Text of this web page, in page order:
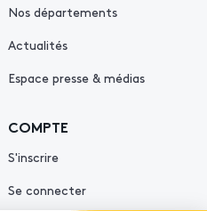
Nos départements
Actualités
Espace presse & médias
COMPTE
S'inscrire
Se connecter